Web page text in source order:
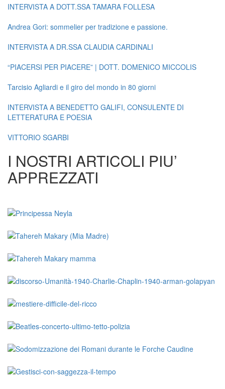
INTERVISTA A DOTT.SSA TAMARA FOLLESA
Andrea Gori: sommelier per tradizione e passione.
INTERVISTA A DR.SSA CLAUDIA CARDINALI
“PIACERSI PER PIACERE” | DOTT. DOMENICO MICCOLIS
Tarcisio Agliardi e il giro del mondo in 80 giorni
INTERVISTA A BENEDETTO GALIFI, CONSULENTE DI
LETTERATURA E POESIA
VITTORIO SGARBI
I NOSTRI ARTICOLI PIU’
APPREZZATI